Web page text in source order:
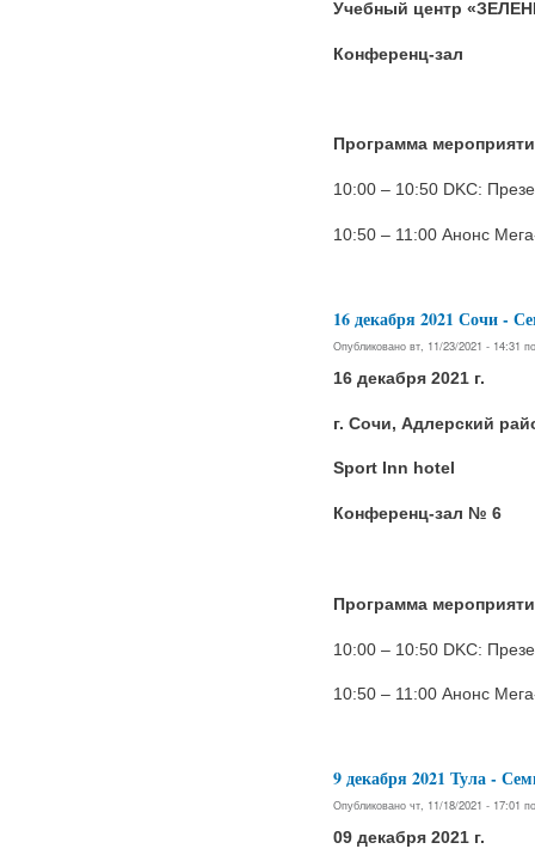
Учебный центр
Конференц-зал
Программа
10:00 – 10:50 DKC:
10:50 – 11:00 Анонс
16 декабря 2021 Сочи
Опубликовано вт, 11/23/2021 - 14:31
16 декабря 2021 г.
г. Сочи, Адлерский
Sport Inn hotel
Конференц-зал № 6
Программа
10:00 – 10:50 DKC:
10:50 – 11:00 Анонс
9 декабря 2021 Тула -
Опубликовано чт, 11/18/2021 - 17:01
09 декабря 2021 г.